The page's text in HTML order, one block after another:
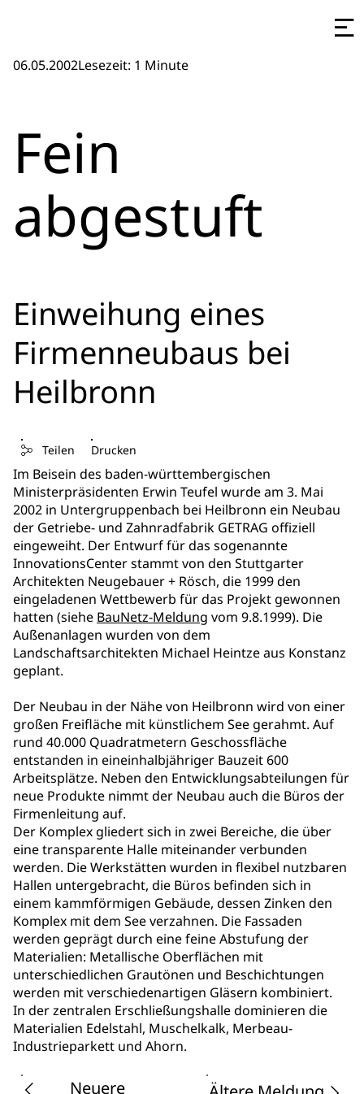
06.05.2002Lesezeit: 1 Minute
Fein
abgestuft
Einweihung eines
Firmenneubaus bei
Heilbronn
Teilen Drucken
Im Beisein des baden-württembergischen
Ministerpräsidenten Erwin Teufel wurde am 3. Mai
2002 in Untergruppenbach bei Heilbronn ein Neubau
der Getriebe- und Zahnradfabrik GETRAG offiziell
eingeweiht. Der Entwurf für das sogenannte
InnovationsCenter stammt von den Stuttgarter
Architekten Neugebauer + Rösch, die 1999 den
eingeladenen Wettbewerb für das Projekt gewonnen
hatten (siehe BauNetz-Meldung vom 9.8.1999). Die
Außenanlagen wurden von dem
Landschaftsarchitekten Michael Heintze aus Konstanz
geplant.
Der Neubau in der Nähe von Heilbronn wird von einer
großen Freifläche mit künstlichem See gerahmt. Auf
rund 40.000 Quadratmetern Geschossfläche
entstanden in eineinhalbjähriger Bauzeit 600
Arbeitsplätze. Neben den Entwicklungsabteilungen für
neue Produkte nimmt der Neubau auch die Büros der
Firmenleitung auf.
Der Komplex gliedert sich in zwei Bereiche, die über
eine transparente Halle miteinander verbunden
werden. Die Werkstätten wurden in flexibel nutzbaren
Hallen untergebracht, die Büros befinden sich in
einem kammförmigen Gebäude, dessen Zinken den
Komplex mit dem See verzahnen. Die Fassaden
werden geprägt durch eine feine Abstufung der
Materialien: Metallische Oberflächen mit
unterschiedlichen Grautönen und Beschichtungen
werden mit verschiedenartigen Gläsern kombiniert.
In der zentralen Erschließungshalle dominieren die
Materialien Edelstahl, Muschelkalk, Merbeau-
Industrieparkett und Ahorn.
Neuere